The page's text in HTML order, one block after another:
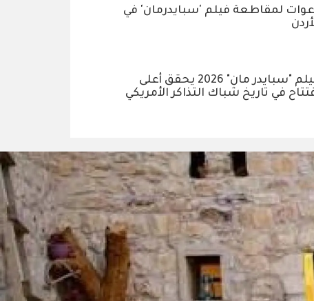
لمقاطعة فيلم 'سبايدرمان' في
فيلم "سبايدر مان" 2026 يحقق أعلى
في تاريخ شباك التذاكر الأمريكي